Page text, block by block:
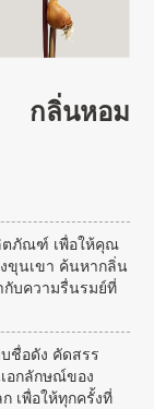
กลิ่นหอม
ตภัณฑ์ เพื่อให้คุณ
ขุนเขา ค้นหากลิ่น
กับความรื่นรมย์ที่
ชื่อดัง คัดสรร
อกลักษณ์ของ
เพื่อให้ทุกครั้งที่